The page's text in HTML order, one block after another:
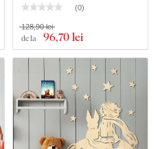
(0)
de la 96,70 lei
128,90 lei